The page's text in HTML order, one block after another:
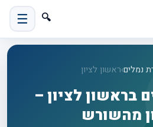
🔍
☰
נמלים›ראשון לציון
בראשון לציון –
מהשורש